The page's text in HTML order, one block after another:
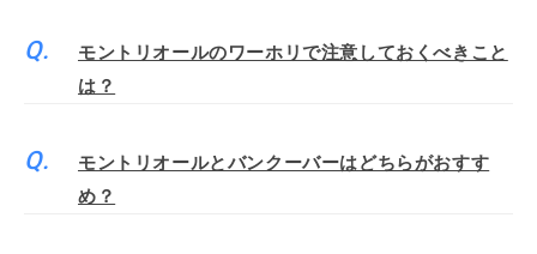
モントリオールのワーホリで注意しておくべきこと
は？
モントリオールとバンクーバーはどちらがおすす
め？